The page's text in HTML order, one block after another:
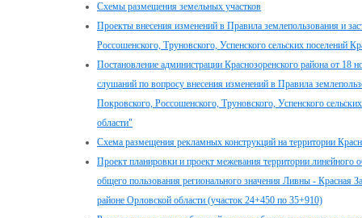
Схемы размещения земельных участков
Проекты внесения изменений в Правила землепользования и
Россошенского, Труновского, Успенского сельских поселений
Постановление администрации Краснозоренского района от
слушаний по вопросу внесения изменений в Правила
Покровского, Россошенского, Труновского, Успенского
области"
Схема размещения рекламных конструкций на территории
Проект планировки и проект межевания территории линейного
общего пользования регионального значения Ливны - Красная
районе Орловской области (участок 24+450 по 35+910)